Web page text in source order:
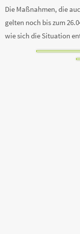
Die Maßnahmen, die
gelten noch bis zum
wie sich die Situation